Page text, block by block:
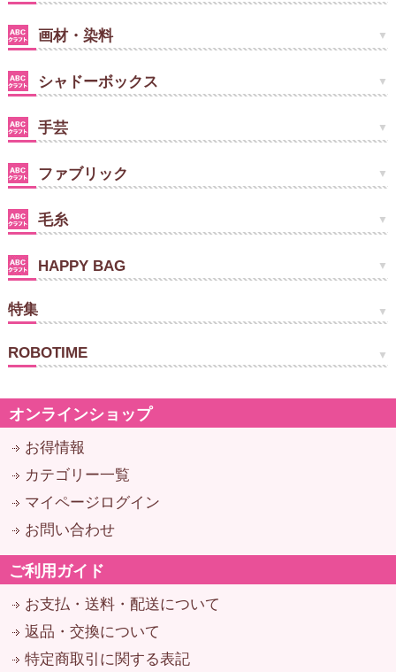
画材・染料
シャドーボックス
手芸
ファブリック
毛糸
HAPPY BAG
特集
ROBOTIME
オンラインショップ
お得情報
カテゴリー一覧
マイページログイン
お問い合わせ
ご利用ガイド
お支払・送料・配送について
返品・交換について
特定商取引に関する表記